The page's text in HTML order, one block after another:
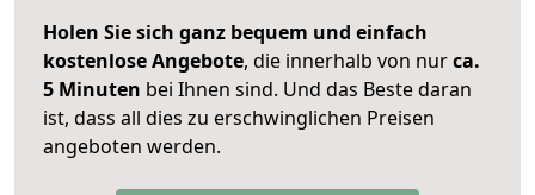
Holen Sie sich ganz bequem und einfach
kostenlose Angebote, die innerhalb von nurca.
5 Minuten bei Ihnen sind. Und das Beste daran
ist, dass all dies zu erschwinglichen Preisen
angeboten werden.